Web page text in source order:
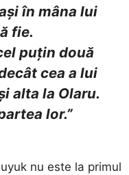
în mâna lui
fie.
puțin două
cea a lui
alta la Olaru.
lor.”
nu este la primul